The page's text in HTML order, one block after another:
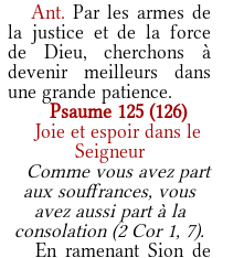
Ant. Par les armes de
la justice et de la force
de Dieu, cherchons à
devenir meilleurs dans
une grande patience.
Psaume 125 (126)
Joie et espoir dans le
Seigneur
Comme vous avez part
aux souffrances, vous
avez aussi part à la
consolation (2 Cor 1, 7).
En ramenant Sion de